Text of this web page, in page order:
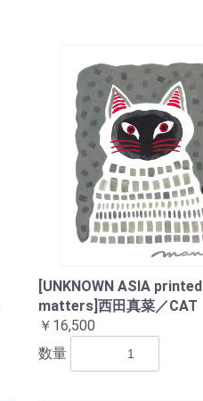
[UNKNOWN ASIA printed
matters]西田真菜／CAT
￥16,500
数量